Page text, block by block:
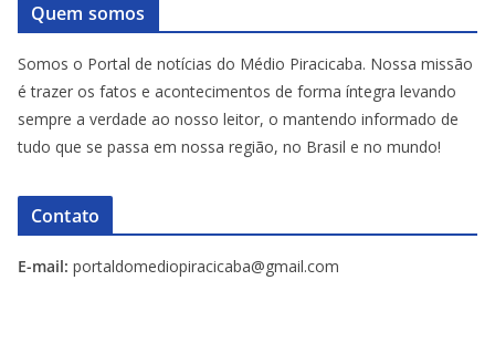
Quem somos
Somos o Portal de notícias do Médio Piracicaba. Nossa missão
é trazer os fatos e acontecimentos de forma íntegra levando
sempre a verdade ao nosso leitor, o mantendo informado de
tudo que se passa em nossa região, no Brasil e no mundo!
Contato
E-mail: portaldomediopiracicaba@gmail.com